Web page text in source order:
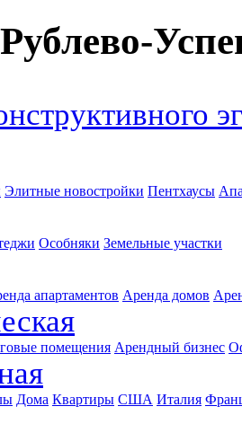
Элитные новостройки Пентхаусы
Особняки Земельные участки
апартаментов Аренда домов
помещения Арендный бизнес
Дома Квартиры США Италия